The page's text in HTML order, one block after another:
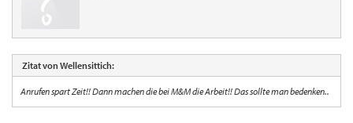
Zitat von Wellensittich:
Anrufen spart Zeit!! Dann machen die bei M&M die Arbeit!! Das sollte man bedenken..